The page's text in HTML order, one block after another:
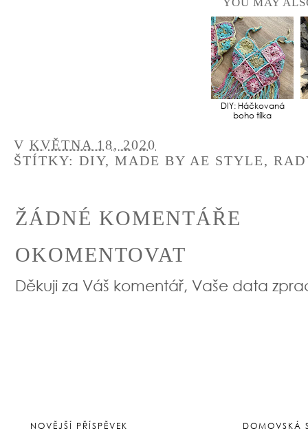
DIY: Háčkovaná
boho tílka
V KVĚTNA 18, 2020
ŠTÍTKY: DIY, MADE BY AE STYLE,
ŽÁDNÉ KOMENTÁŘE
OKOMENTOVAT
Děkuji za Váš komentář, Vaše data
NOVĚJŠÍ PŘÍSPĚVEK DOMOVSKÁ